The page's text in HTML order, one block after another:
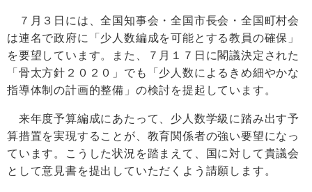
７月３日には、全国知事会・全国市長会・全国町村会
は連名で政府に「少人数編成を可能とする教員の確保」
を要望しています。また、７月１７日に閣議決定された
「骨太方針２０２０」でも「少人数によるきめ細やかな
指導体制の計画的整備」の検討を提起しています。
来年度予算編成にあたって、少人数学級に踏み出す予
算措置を実現することが、教育関係者の強い要望になっ
ています。こうした状況を踏まえて、国に対して貴議会
として意見書を提出していただくよう請願します。